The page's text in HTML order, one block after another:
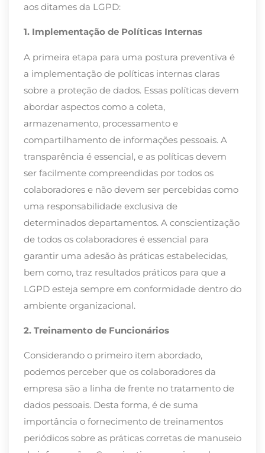
aos ditames da LGPD:
1. Implementação de Políticas Internas
A primeira etapa para uma postura preventiva é
a implementação de políticas internas claras
sobre a proteção de dados. Essas políticas devem
abordar aspectos como a coleta,
armazenamento, processamento e
compartilhamento de informações pessoais. A
transparência é essencial, e as políticas devem
ser facilmente compreendidas por todos os
colaboradores e não devem ser percebidas como
uma responsabilidade exclusiva de
determinados departamentos. A conscientização
de todos os colaboradores é essencial para
garantir uma adesão às práticas estabelecidas,
bem como, traz resultados práticos para que a
LGPD esteja sempre em conformidade dentro do
ambiente organizacional.
2. Treinamento de Funcionários
Considerando o primeiro item abordado,
podemos perceber que os colaboradores da
empresa são a linha de frente no tratamento de
dados pessoais. Desta forma, é de suma
importância o fornecimento de treinamentos
periódicos sobre as práticas corretas de manuseio